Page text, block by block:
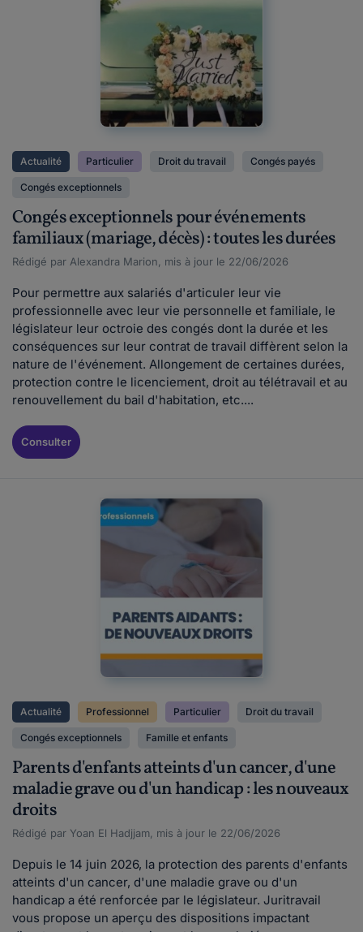
Actualité Particulier Droit du travail Congés payés
Congés exceptionnels
Congés exceptionnels pour événements
familiaux (mariage, décès) : toutes les durées
Rédigé par Alexandra Marion, mis à jour le 22/06/2026
Pour permettre aux salariés d'articuler leur vie
professionnelle avec leur vie personnelle et familiale, le
législateur leur octroie des congés dont la durée et les
conséquences sur leur contrat de travail diffèrent selon la
nature de l'événement. Allongement de certaines durées,
protection contre le licenciement, droit au télétravail et au
renouvellement du bail d'habitation, etc....
Consulter
Actualité Professionnel Particulier Droit du travail
Congés exceptionnels Famille et enfants
Parents d'enfants atteints d'un cancer, d'une
maladie grave ou d'un handicap : les nouveaux
droits
Rédigé par Yoan El Hadjjam, mis à jour le 22/06/2026
Depuis le 14 juin 2026, la protection des parents d'enfants
atteints d'un cancer, d'une maladie grave ou d'un
handicap a été renforcée par le législateur. Juritravail
vous propose un aperçu des dispositions impactant